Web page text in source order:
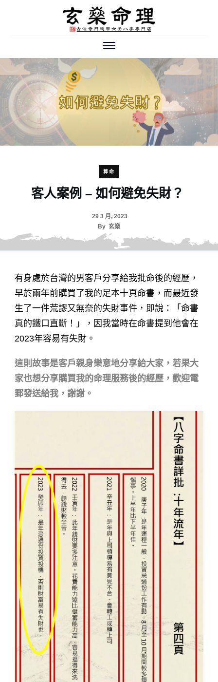
算命
客人案例 – 如何避免失財？
29 3 月, 2023
By 玄燊
有身處於台灣的男客戶分享給我批命後的經歷，
早於兩年前購買了我的足本十頁命書，而最近發
生了一件荒謬又無奈的失財事件，即說：「命書
真的鐵口直斷！」，因我當時在命書提到他會在
2023年容易有失財。
這則故事是客戶親身樂意地分享給大家，若果大
家也想分享購買我的命理服務後的經歷，歡迎電
郵發送給我，謝謝。